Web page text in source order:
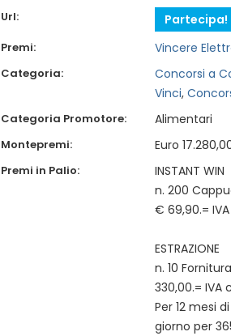
Url: Partecipa!
Premi: Vincere
Categoria: Concorsi a
Vinci,
Categoria Promotore: Alimentari
Montepremi: Euro
Premi in Palio:
INSTANT WIN
n. 200
€ 69,90.=
ESTRAZIONE
n. 10
330,00.= IVA
Per 12 mesi
giorno per